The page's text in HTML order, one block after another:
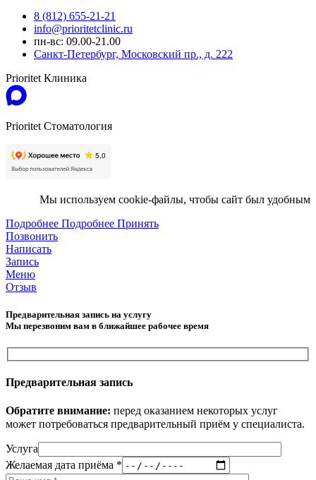
8 (812) 655-21-21
info@prioritetclinic.ru
пн-вс: 09.00-21.00
Санкт-Петербург, Московский пр., д. 222
Prioritet Клиника
Prioritet Стоматология
Мы используем cookie-файлы, чтобы сайт был удобным
Подробнее Подробнее Принять
Позвонить
Написать
Запись
Меню
Отзыв
Предварительная запись на услугу
Мы перезвоним вам в ближайшее рабочее время
Предварительная запись
Обратите внимание: перед оказанием некоторых услуг
может потребоваться предварительный приём у специалиста.
Услуга
Желаемая дата приёма *